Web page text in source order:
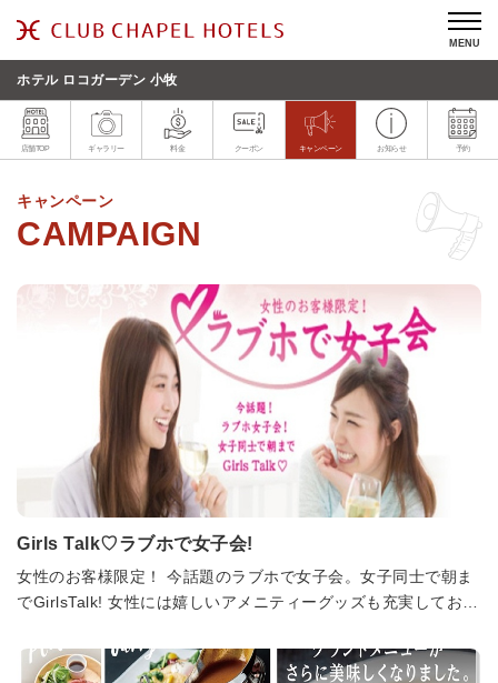
MENU
ホテル ロコガーデン 小牧
店舗TOP ギャラリー 料金 クーポン キャンペーン お知らせ 予約
キャンペーン
Girls Talk♡ラブホで女子会!
女性のお客様限定！ 今話題のラブホで女子会。女子同士で朝ま
でGirlsTalk! 女性には嬉しいアメニティーグッズも充実しており